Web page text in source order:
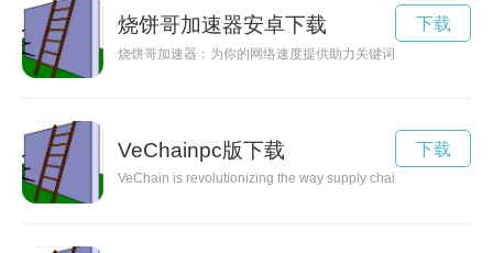
烧饼哥加速器安卓下载
烧饼哥加速器：为你的网络速度提供助力关键词: 烧饼哥加速器
下载
VeChainpc版下载
VeChain is revolutionizing the way supply chains operate by
下载